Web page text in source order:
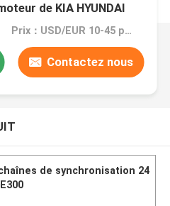
de KIA HYUNDAI
Prix：USD/EUR 10-45 per set
Contactez nous
de synchronisation 24